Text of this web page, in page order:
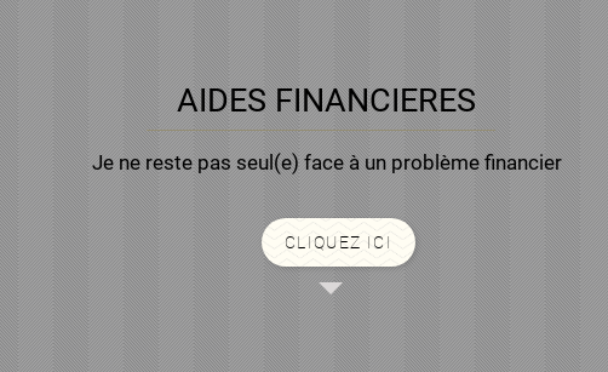
AIDES FINANCIERES
Je ne reste pas seul(e) face à un problème financier
CLIQUEZ ICI